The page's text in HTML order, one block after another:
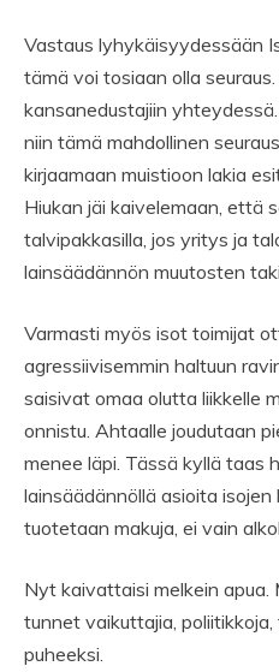
Vastaus lyhykäisyydessään
tämä voi tosiaan olla
kansanedustajiin
niin tämä mahdollinen
kirjaamaan muistioon lakia
Hiukan jäi kaivelemaan, että
talvipakkasilla, jos yritys ja
lainsäädännön muutosten
Varmasti myös isot toimijat
agressiivisemmin haltuun
saisivat omaa olutta liikkelle
onnistu. Ahtaalle joudutaan
menee läpi. Tässä kyllä taas
lainsäädännöllä asioita isojen
tuotetaan makuja, ei vain
Nyt kaivattaisi melkein apua.
tunnet vaikuttajia,
puheeksi.